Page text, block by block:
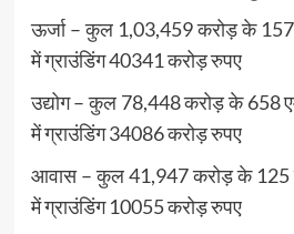
ऊर्जा – कुल 1,03,459 करोड़ के
में ग्राउंडिंग 40341 करोड़ रुपए
उद्योग – कुल 78,448 करोड़ के 658
में ग्राउंडिंग 34086 करोड़ रुपए
आवास – कुल 41,947 करोड़ के 125
में ग्राउंडिंग 10055 करोड़ रुपए